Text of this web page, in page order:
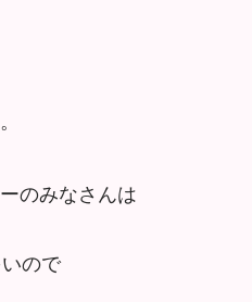
のみなさんは
ので